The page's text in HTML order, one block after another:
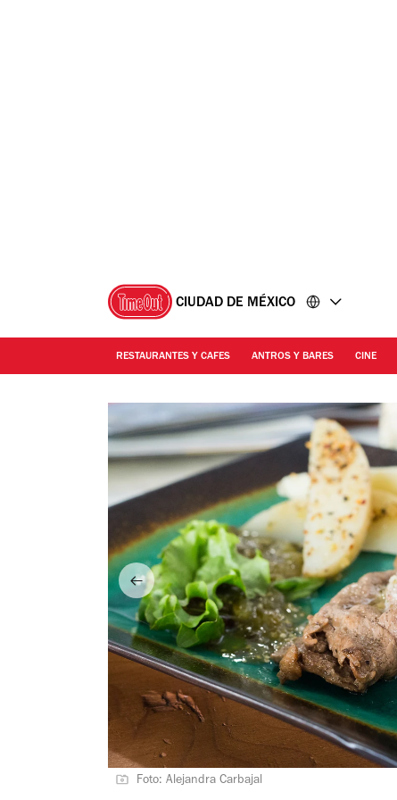
CIUDAD DE MÉXICO
RESTAURANTES Y CAFES ANTROS Y BARES CINE
Foto: Alejandra Carbajal